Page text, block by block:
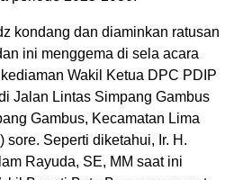
kondang dan diaminkan ratusan
ini menggema di sela acara
Wakil Ketua DPC PDIP
Jalan Lintas Simpang Gambus
Gambus, Kecamatan Lima
sore. Seperti diketahui, Ir. H.
Rayuda, SE, MM saat ini